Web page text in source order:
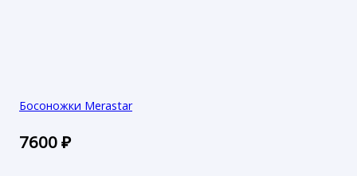
Босоножки Merastar
7600₽